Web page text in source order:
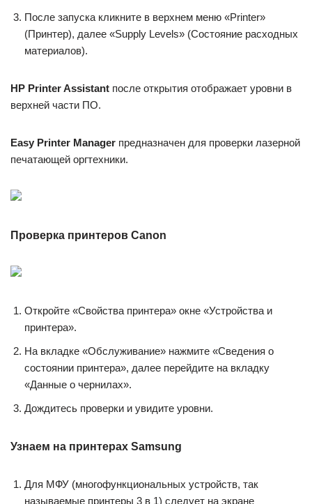
После запуска кликните в верхнем меню «Printer»
(Принтер), далее «Supply Levels» (Состояние расходных
материалов).
HP Printer Assistant после открытия отображает уровни в
верхней части ПО.
Easy Printer Manager предназначен для проверки лазерной
печатающей оргтехники.
Проверка принтеров Canon
Откройте «Свойства принтера» окне «Устройства и
принтера».
На вкладке «Обслуживание» нажмите «Сведения о
состоянии принтера», далее перейдите на вкладку
«Данные о чернилах».
Дождитесь проверки и увидите уровни.
Узнаем на принтерах Samsung
Для МФУ (многофункциональных устройств, так
называемые принтеры 3 в 1) следует на экране